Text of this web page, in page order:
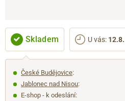
Skladem U vás:
České Budějovice:
Jablonec nad Nisou:
E-shop - k odeslání: